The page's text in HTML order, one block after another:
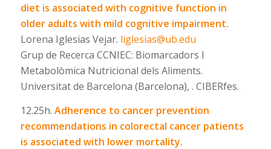
diet is associated with cognitive function in
older adults with mild cognitive impairment.
Lorena Iglesias Vejar. liglesias@ub.edu
Grup de Recerca CCNIEC: Biomarcadors I
Metabolòmica Nutricional dels Aliments.
Universitat de Barcelona (Barcelona), . CIBERfes.
12.25h. Adherence to cancer prevention
recommendations in colorectal cancer patients
is associated with lower mortality.